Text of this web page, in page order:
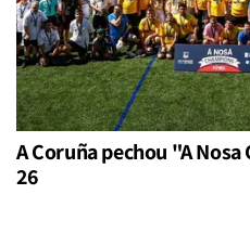
A Coruña pechou "A
26